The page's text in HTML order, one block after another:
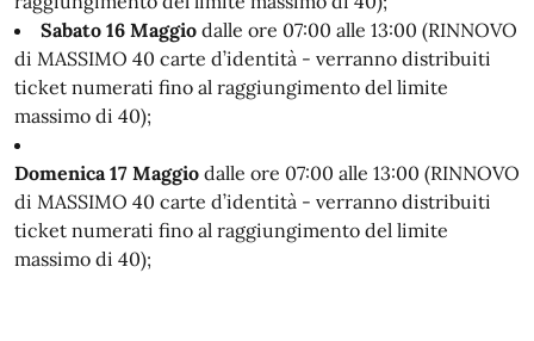
Sabato 16 Maggio dalle ore 07:00 alle 13:00 (RINNOVO
di MASSIMO 40 carte d’identità - verranno distribuiti
ticket numerati fino al raggiungimento del limite
massimo di 40);
Domenica 17 Maggio dalle ore 07:00 alle 13:00 (RINNOVO
di MASSIMO 40 carte d’identità - verranno distribuiti
ticket numerati fino al raggiungimento del limite
massimo di 40);